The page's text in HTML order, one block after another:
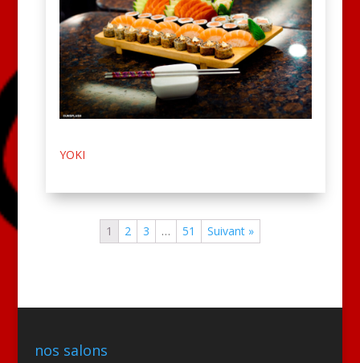
YOKI
1 2 3 … 51 Suivant »
nos salons